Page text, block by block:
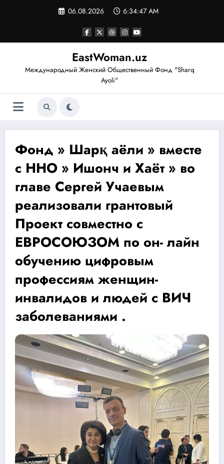
06.08.2026 6:34:47 AM
EastWoman.uz
Международный Женский Общественный Фонд "Sharq
Ayoli"
Фонд » Шарқ аёли » вместе
с ННО » Ишонч и Хаёт » во
главе Сергей Учаевым
реализовали грантовый
Проект совместно с
ЕВРОСОЮЗОМ по он- лайн
обучению цифровым
профессиям женщин-
инвалидов и людей с ВИЧ
заболеваниями .